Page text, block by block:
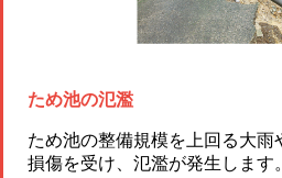
ため池の氾濫
ため池の整備規模を上回る大雨
損傷を受け、氾濫が発生します。